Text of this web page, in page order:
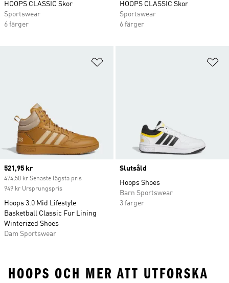
HOOPS CLASSIC Skor
Sportswear
6 färger
HOOPS CLASSIC Skor
Sportswear
6 färger
Current price
521,95 kr
474,50 kr Senaste lägsta pris
949 kr Ursprungspris
Hoops 3.0 Mid Lifestyle
Basketball Classic Fur Lining
Winterized Shoes
Dam Sportswear
Slutsåld
Hoops Shoes
Barn Sportswear
3 färger
HOOPS OCH MER ATT UTFORSKA